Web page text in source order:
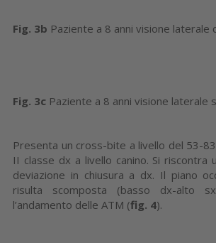
Fig. 3b Paziente a 8 anni visione laterale
Fig. 3c Paziente a 8 anni visione laterale
Presenta un cross-bite a livello del 53-
II classe dx a livello canino. Si riscontra
deviazione in chiusura a dx. Il piano
risulta scomposta (basso dx-alto
l’andamento delle ATM (fig. 4).